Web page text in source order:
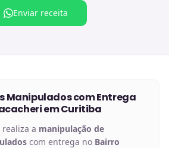
Enviar receita
Manipuladoscom Entrega
em Curitiba
realiza a manipulação de
com entrega no Bairro